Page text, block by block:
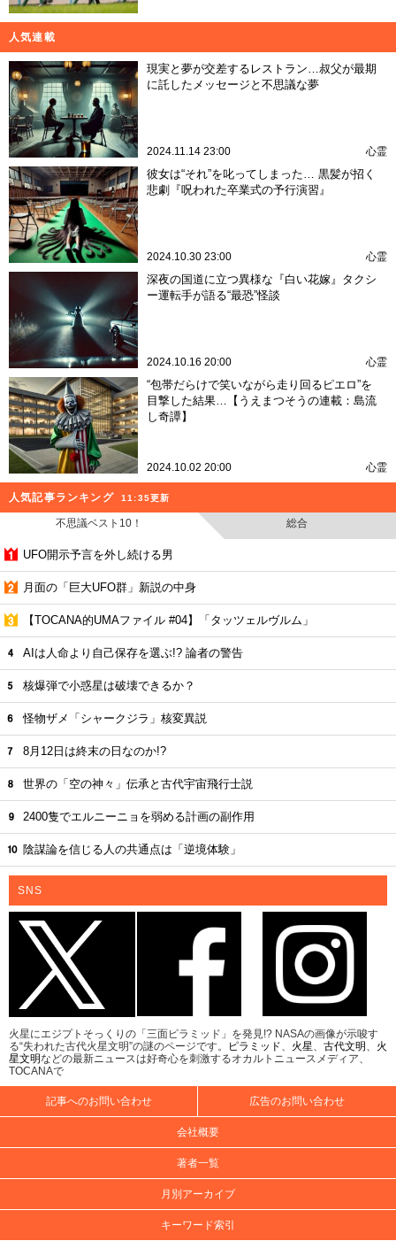
人気連載
現実と夢が交差するレストラン…叔父が最期
に託したメッセージと不思議な夢
2024.11.14 23:00 心霊
彼女は“それ”を叱ってしまった… 黒髪が招く
悲劇『呪われた卒業式の予行演習』
2024.10.30 23:00 心霊
深夜の国道に立つ異様な『白い花嫁』タクシ
ー運転手が語る“最恐”怪談
2024.10.16 20:00 心霊
“包帯だらけで笑いながら走り回るピエロ”を
目撃した結果…【うえまつそうの連載：島流
し奇譚】
2024.10.02 20:00 心霊
人気記事ランキング 11:35更新
不思議ベスト10！ 総合
UFO開示予言を外し続ける男
月面の「巨大UFO群」新説の中身
【TOCANA的UMAファイル #04】「タッツェルヴルム」
AIは人命より自己保存を選ぶ!? 論者の警告
核爆弾で小惑星は破壊できるか？
怪物ザメ「シャークジラ」核変異説
8月12日は終末の日なのか!?
世界の「空の神々」伝承と古代宇宙飛行士説
2400隻でエルニーニョを弱める計画の副作用
陰謀論を信じる人の共通点は「逆境体験」
SNS
火星にエジプトそっくりの「三面ピラミッド」を発見!? NASAの画像が示唆す
る“失われた古代火星文明”の謎のページです。
ピラミッド、 火星、 古代文明 、 火
星文明などの最新ニュースは好奇心を刺激するオカルトニュースメディア、
TOCANAで
記事へのお問い合わせ 広告のお問い合わせ
会社概要
著者一覧
月別アーカイブ
キーワード索引